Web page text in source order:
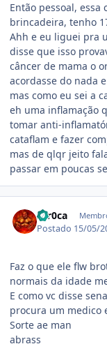
Então pessoal,
brincadeira, tenho
Ahh e eu liguei pra
disse que isso
câncer de mama o
acordasse do nada
mas como eu sei a
eh uma inflamação
tomar anti-
cataflam e fazer
mas de qlqr jeito
passar em poucas
zer0ca
Postado 15/05/
Faz o que ele flw
normais da idade
E como vc disse
procura um medico
Sorte ae man
abrass